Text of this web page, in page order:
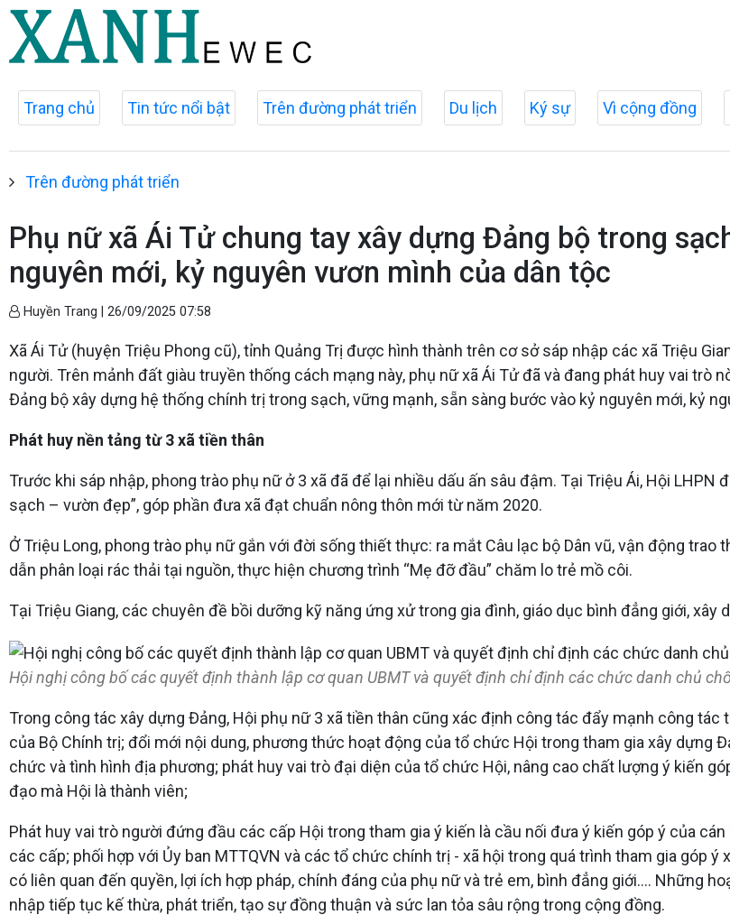
Trang chủ Tin tức nổi bật Trên đường phát triển Du lịch Ký sự Vì cộng đồng
Trên đường phát triển
Phụ nữ xã Ái Tử chung tay xây dựng Đảng bộ trong
nguyên mới, kỷ nguyên vươn mình của dân tộc
Huyền Trang | 26/09/2025 07:58
Xã Ái Tử (huyện Triệu Phong cũ), tỉnh Quảng Trị được hình thành trên cơ sở sáp nhập các xã Triệu
người. Trên mảnh đất giàu truyền thống cách mạng này, phụ nữ xã Ái Tử đã và đang phát huy vai trò
Đảng bộ xây dựng hệ thống chính trị trong sạch, vững mạnh, sẵn sàng bước vào kỷ nguyên mới, kỷ
Phát huy nền tảng từ 3 xã tiền thân
Trước khi sáp nhập, phong trào phụ nữ ở 3 xã đã để lại nhiều dấu ấn sâu đậm. Tại Triệu Ái, Hội LHPN
sạch – vườn đẹp”, góp phần đưa xã đạt chuẩn nông thôn mới từ năm 2020.
Ở Triệu Long, phong trào phụ nữ gắn với đời sống thiết thực: ra mắt Câu lạc bộ Dân vũ, vận động
dẫn phân loại rác thải tại nguồn, thực hiện chương trình “Mẹ đỡ đầu” chăm lo trẻ mồ côi.
Tại Triệu Giang, các chuyên đề bồi dưỡng kỹ năng ứng xử trong gia đình, giáo dục bình đẳng giới,
Hội nghị công bố các quyết định thành lập cơ quan UBMT và quyết định chỉ định các chức danh chủ
Trong công tác xây dựng Đảng, Hội phụ nữ 3 xã tiền thân cũng xác định công tác đẩy mạnh công
của Bộ Chính trị; đổi mới nội dung, phương thức hoạt động của tổ chức Hội trong tham gia xây dựng
chức và tình hình địa phương; phát huy vai trò đại diện của tổ chức Hội, nâng cao chất lượng ý kiến
đạo mà Hội là thành viên;
Phát huy vai trò người đứng đầu các cấp Hội trong tham gia ý kiến là cầu nối đưa ý kiến góp ý của
các cấp; phối hợp với Ủy ban MTTQVN và các tổ chức chính trị - xã hội trong quá trình tham gia góp
có liên quan đến quyền, lợi ích hợp pháp, chính đáng của phụ nữ và trẻ em, bình đẳng giới.... Những
nhập tiếp tục kế thừa, phát triển, tạo sự đồng thuận và sức lan tỏa sâu rộng trong cộng đồng.